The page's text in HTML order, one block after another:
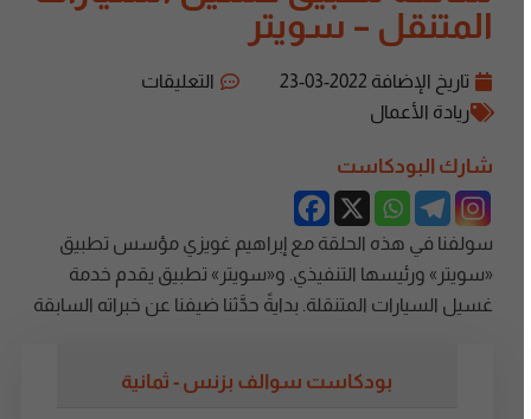
المتنقل – سويتر
تاريخ الإضافة2022-03-23
التعليقات
ريادة الأعمال
شارك البودكاست
سولفنا في هذه الحلقة مع إبراهيم غويزي مؤسس تطبيق
«سويتر» ورئيسها التنفيذي. و«سويتر» تطبيق يقدم خدمة
غسيل السيارات المتنقلة. بدايةً حدَّثنا ضيفنا عن خبراته السابقة
بودكاست سوالف بزنس - ثمانية